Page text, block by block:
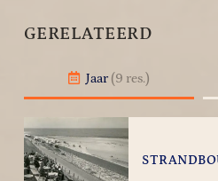
GERELATEERD
Jaar (9 res.)